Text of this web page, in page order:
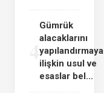
4
Gümrük
alacaklarını
yapılandırmaya
ilişkin usul ve
esaslar bel...